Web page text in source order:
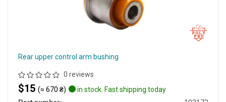
Rear upper control arm bushing
0 reviews
$15 (≈ 670 ₴)
in stock. Fast shipping today